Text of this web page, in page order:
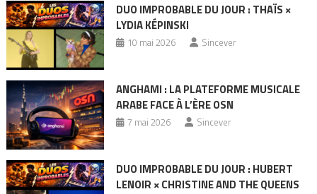
DUO IMPROBABLE DU JOUR : THAÏS ×
LYDIA KÉPINSKI
10 mai 2026 Sincever
ANGHAMI : LA PLATEFORME MUSICALE
ARABE FACE À L’ÈRE OSN
7 mai 2026 Sincever
DUO IMPROBABLE DU JOUR : HUBERT
LENOIR × CHRISTINE AND THE QUEENS